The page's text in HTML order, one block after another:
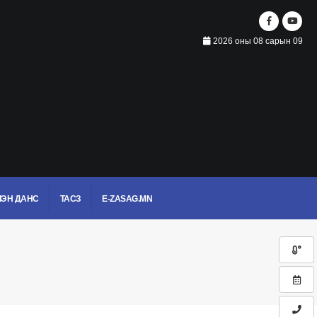
2026 оны 08 сарын 09
ДАНС ТАСЗ E-ZASAG.MN